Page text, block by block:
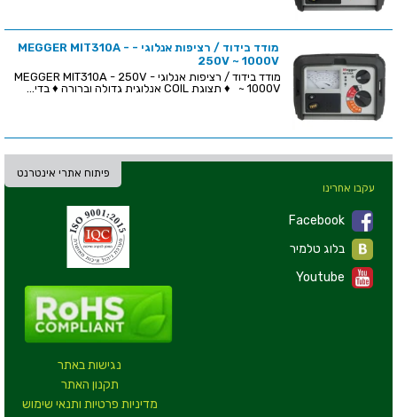
מודד בידוד / רציפות אנלוגי - MEGGER MIT310A -
250V ~ 1000V
מודד בידוד / רציפות אנלוגי - MEGGER MIT310A - 250V
~ 1000V ♦ תצוגת COIL אנלוגית גדולה וברורה ♦ בדי...
פיתוח אתרי אינטרנט
נגישות באתר
תקנון האתר
מדיניות פרטיות ותנאי שימוש
עקבו אחרינו
Facebook
Youtube